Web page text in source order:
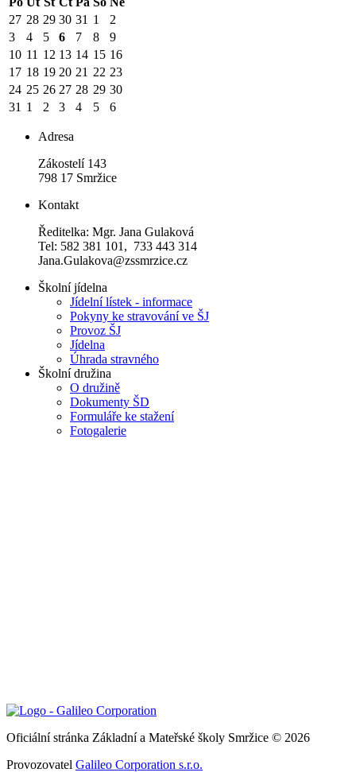
27 28 29 30 31 1
2
3
4 5 6 7 8
9
10 11 12 13 14 15 16
17 18 19 20 21 22 23
24 25 26 27 28 29 30
31 1 2 3 4 5 6
Adresa
Zákostelí 143
798 17 Smržice
Kontakt
Ředitelka: Mgr. Jana Gulaková
Tel: 582 381 101, 733 443 314
Jana.Gulakova@zssmrzice.cz
Školní jídelna
Jídelní lístek - informace
Pokyny ke stravování ve ŠJ
Provoz ŠJ
Jídelna
Úhrada stravného
Školní družina
O družině
Dokumenty ŠD
Formuláře ke stažení
Fotogalerie
Oficiální stránka Základní a Mateřské školy Smržice © 2026
Provozovatel Galileo Corporation s.r.o.